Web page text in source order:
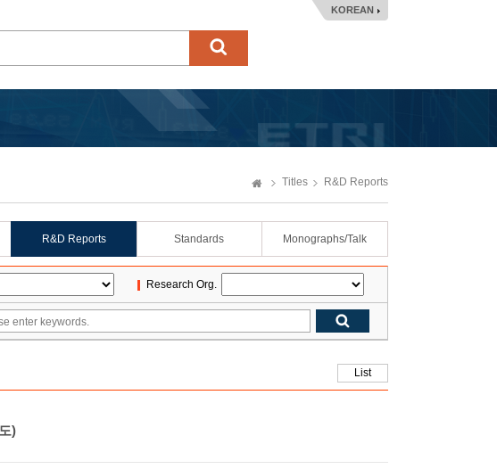
KOREAN
Titles R&D Reports
R&D Reports Standards Monographs/Talk
Research Org.
List
)